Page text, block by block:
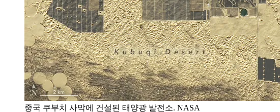
중국 쿠부치 사막에 건설된 태양광 발전소. NASA